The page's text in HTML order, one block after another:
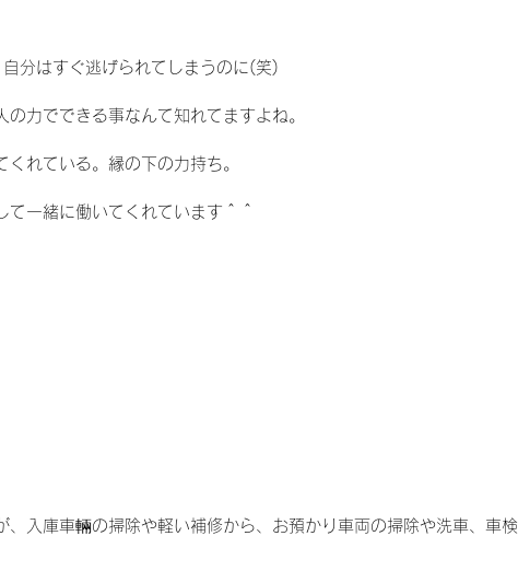
分はすぐ逃げられてしまうのに(笑)
力でできる事なんて知れてますよね。
れている。縁の下の力持ち。
一緒に働いてくれています＾＾
入庫車輛の掃除や軽い補修から、お預かり車両の掃除や洗車、車検